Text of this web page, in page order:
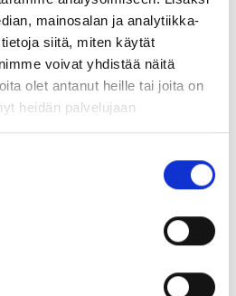
mainosalan ja analytiikka-
siitä, miten käytät
voivat yhdistää näitä
olet antanut heille tai joita on
heidän palvelujaan
johtajalle
että Johtajaklubi